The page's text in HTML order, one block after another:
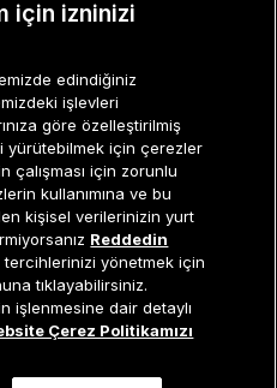
20
markasıdır. © Eren Holding
için izninizi
edindiğiniz
işlevleri
göre özelleştirilmiş
yürütebilmek için çerezler
çalışması için zorunlu
kullanımına ve bu
kişisel verilerinizin yurt
Reddedin
yönetmek için
tıklayabilirsiniz.
işlenmesine dair detaylı
Çerez Politikamızı